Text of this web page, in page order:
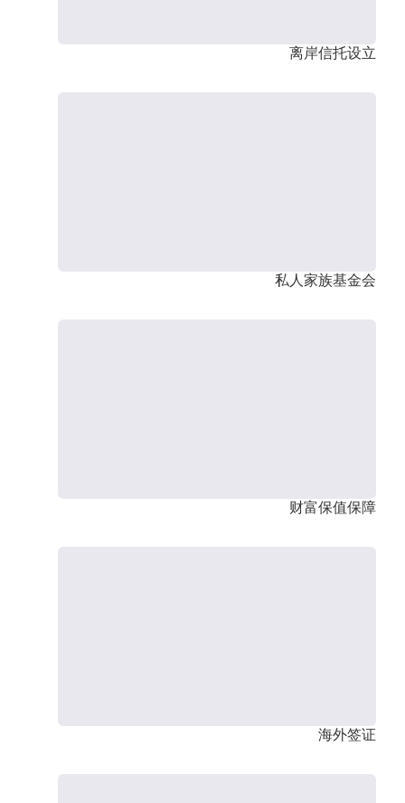
离岸信托设立
私人家族基金会
财富保值保障
海外签证